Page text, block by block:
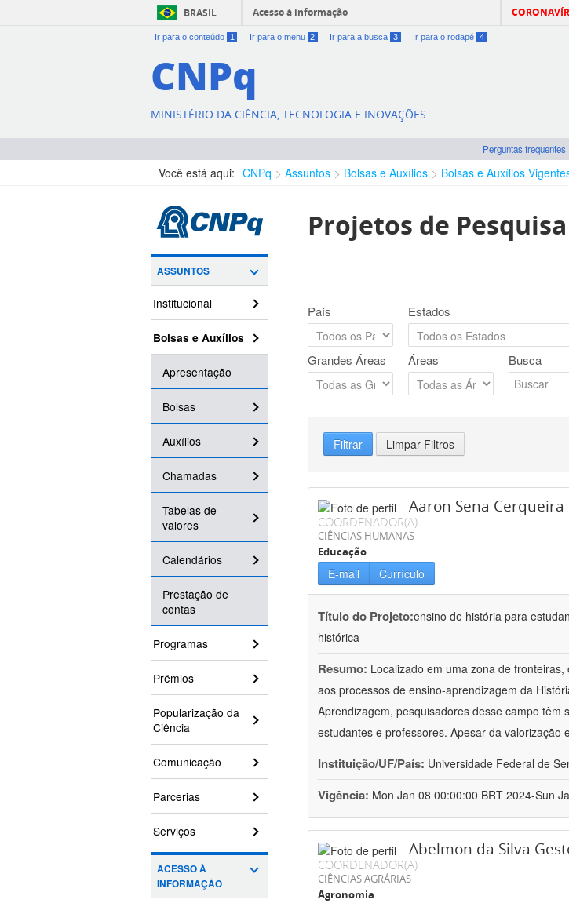
BRASIL Acesso à informação
Ir para o conteúdo 1 Ir para o menu 2 Ir para a busca 3 Ir para o rodapé 4
CNPq
MINISTÉRIO DA CIÊNCIA, TECNOLOGIA E INOVAÇÕES
Perguntas frequentes
Você está aqui: CNPq Assuntos Bolsas e Auxílios Bolsas e Auxílios
ASSUNTOS
Institucional
Bolsas e Auxílios
Apresentação
Bolsas
Auxílios
Chamadas
Tabelas de
valores
Calendários
Prestação de
contas
Programas
Prêmios
Popularização da
Ciência
Comunicação
Parcerias
Serviços
ACESSO À
INFORMAÇÃO
Projetos de Pesquisa
País Estados
Grandes Áreas Áreas Busca
Filtrar Limpar Filtros
Aaron Sena Cerqueira
COORDENADOR(A)
CIÊNCIAS HUMANAS
Educação
E-mail Currículo
Título do Projeto:ensino de história para
histórica
Resumo: Localizado em uma zona de
aos processos de ensino-aprendizagem da
Aprendizagem, pesquisadores desse campo
estudantes e professores. Apesar da valorização
Instituição/UF/País: Universidade Federal de
Vigência: Mon Jan 08 00:00:00 BRT 2024-Sun
Abelmon da Silva
COORDENADOR(A)
CIÊNCIAS AGRÁRIAS
Agronomia